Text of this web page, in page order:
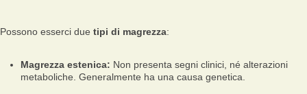
Possono esserci due tipi di magrezza:
Magrezza estenica: Non presenta segni clinici, né alterazioni
metaboliche. Generalmente ha una causa genetica.